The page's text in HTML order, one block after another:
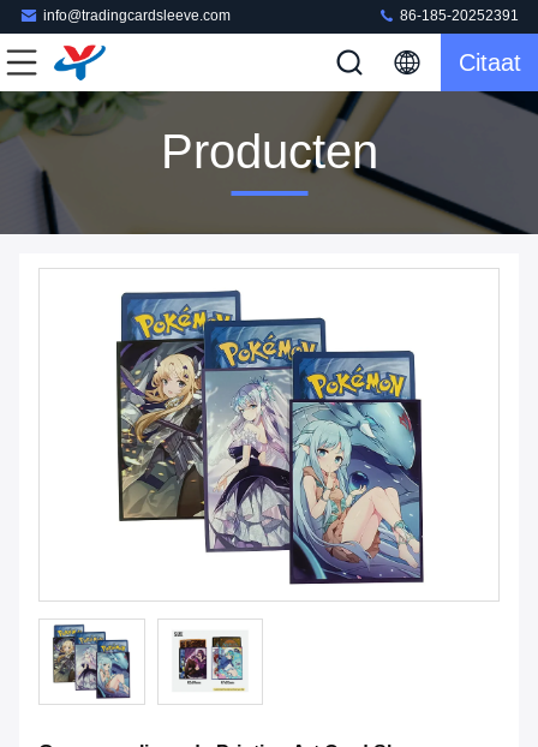
info@tradingcardsleeve.com 86-185-20252391
Citaat
Producten